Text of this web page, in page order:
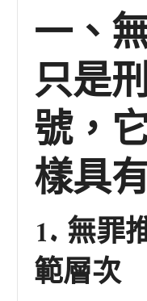
一、
只是
號，
樣具
1. 無罪
範層次